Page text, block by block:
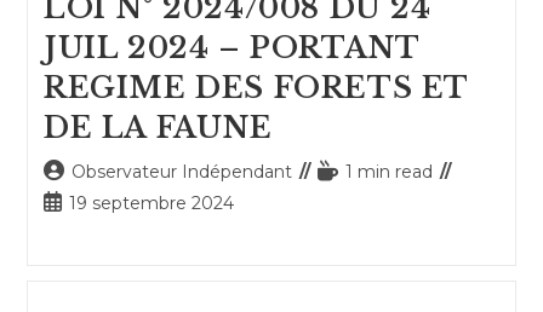
LOI N° 2024/008 DU 24
JUIL 2024 – PORTANT
REGIME DES FORETS ET
DE LA FAUNE
Auteur/autrice
de
Observateur Indépendant
Temps1 min read
Publication
19 septembre 2024